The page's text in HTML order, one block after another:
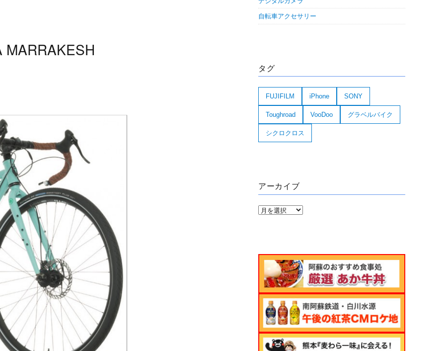
自転車アクセサリー
タグ
FUJIFILM iPhone SONY
Toughroad VooDoo グラベルバイク
シクロクロス
アーカイブ
ア